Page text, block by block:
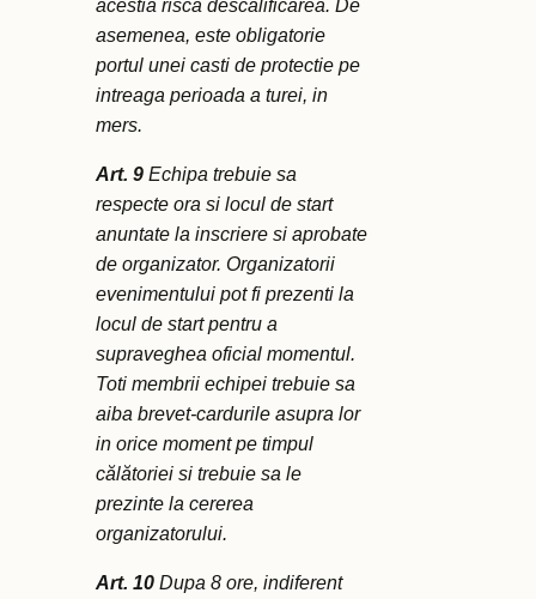
acestia risca descalificarea. De
asemenea, este obligatorie
portul unei casti de protectie pe
intreaga perioada a turei, in
mers.
Art. 9 Echipa trebuie sa
respecte ora si locul de start
anuntate la inscriere si aprobate
de organizator. Organizatorii
evenimentului pot fi prezenti la
locul de start pentru a
supraveghea oficial momentul.
Toti membrii echipei trebuie sa
aiba brevet-cardurile asupra lor
in orice moment pe timpul
călătoriei si trebuie sa le
prezinte la cererea
organizatorului.
Art. 10 Dupa 8 ore, indiferent